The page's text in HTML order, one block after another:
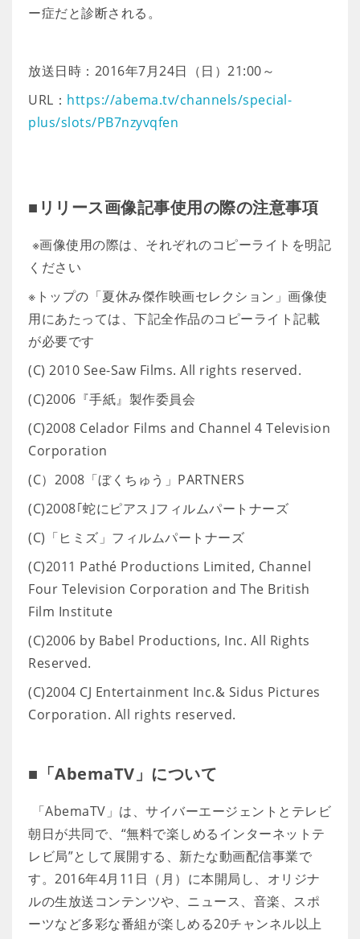
ー症だと診断される。
放送日時：2016年7月24日（日）21:00～
URL： https://abema.tv/channels/special-
plus/slots/PB7nzyvqfen
■リリース画像記事使用の際の注意事項
※画像使用の際は、それぞれのコピーライトを明記
ください
※トップの「夏休み傑作映画セレクション」画像使
用にあたっては、下記全作品のコピーライト記載
が必要です
(C) 2010 See-Saw Films. All rights reserved.
(C)2006『手紙』製作委員会
(C)2008 Celador Films and Channel 4 Television
Corporation
(C）2008「ぼくちゅう」PARTNERS
(C)2008｢蛇にピアス｣フィルムパートナーズ
(C)「ヒミズ」フィルムパートナーズ
(C)2011 Pathé Productions Limited, Channel
Four Television Corporation and The British
Film Institute
(C)2006 by Babel Productions, Inc. All Rights
Reserved.
(C)2004 CJ Entertainment Inc.& Sidus Pictures
Corporation. All rights reserved.
■「AbemaTV」について
「AbemaTV」は、サイバーエージェントとテレビ
朝日が共同で、“無料で楽しめるインターネットテ
レビ局”として展開する、新たな動画配信事業で
す。2016年4月11日（月）に本開局し、オリジナ
ルの生放送コンテンツや、ニュース、音楽、スポ
ーツなど多彩な番組が楽しめる20チャンネル以上